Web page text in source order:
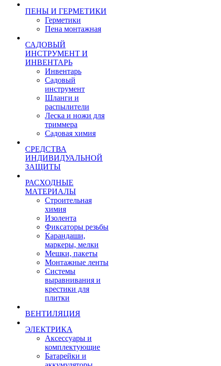
ПЕНЫ И ГЕРМЕТИКИ
Герметики
Пена монтажная
САДОВЫЙ
ИНСТРУМЕНТ И
ИНВЕНТАРЬ
Инвентарь
Садовый
инструмент
Шланги и
распылители
Леска и ножи для
триммера
Садовая химия
СРЕДСТВА
ИНДИВИДУАЛЬНОЙ
ЗАЩИТЫ
РАСХОДНЫЕ
МАТЕРИАЛЫ
Строительная
химия
Изолента
Фиксаторы резьбы
Карандаши,
маркеры, мелки
Мешки, пакеты
Монтажные ленты
Системы
выравнивания и
крестики для
плитки
ВЕНТИЛЯЦИЯ
ЭЛЕКТРИКА
Аксессуары и
комплектующие
Батарейки и